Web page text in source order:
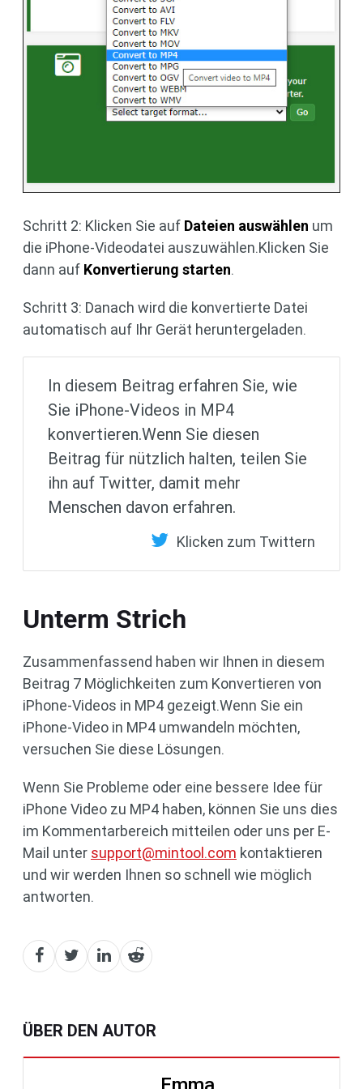
Schritt 2: Klicken Sie auf Dateien auswählen um
die iPhone-Videodatei auszuwählen.Klicken Sie
dann auf Konvertierung starten.
Schritt 3: Danach wird die konvertierte Datei
automatisch auf Ihr Gerät heruntergeladen.
In diesem Beitrag erfahren Sie, wie
Sie iPhone-Videos in MP4
konvertieren.Wenn Sie diesen
Beitrag für nützlich halten, teilen Sie
ihn auf Twitter, damit mehr
Menschen davon erfahren.
Klicken zum Twittern
Unterm Strich
Zusammenfassend haben wir Ihnen in diesem
Beitrag 7 Möglichkeiten zum Konvertieren von
iPhone-Videos in MP4 gezeigt.Wenn Sie ein
iPhone-Video in MP4 umwandeln möchten,
versuchen Sie diese Lösungen.
Wenn Sie Probleme oder eine bessere Idee für
iPhone Video zu MP4 haben, können Sie uns dies
im Kommentarbereich mitteilen oder uns per E-
Mail unter support@mintool.com kontaktieren
und wir werden Ihnen so schnell wie möglich
antworten.
ÜBER DEN AUTOR